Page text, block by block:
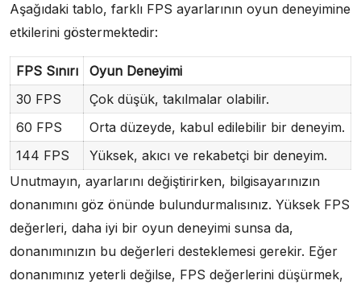
Aşağıdaki tablo, farklı FPS ayarlarının oyun deneyimine
etkilerini göstermektedir:
FPS Sınırı
Oyun Deneyimi
30 FPS
Çok düşük, takılmalar olabilir.
60 FPS
Orta düzeyde, kabul edilebilir bir deneyim.
144 FPS
Yüksek, akıcı ve rekabetçi bir deneyim.
Unutmayın, ayarlarını değiştirirken, bilgisayarınızın
donanımını göz önünde bulundurmalısınız. Yüksek FPS
değerleri, daha iyi bir oyun deneyimi sunsa da,
donanımınızın bu değerleri desteklemesi gerekir. Eğer
donanımınız yeterli değilse, FPS değerlerini düşürmek,